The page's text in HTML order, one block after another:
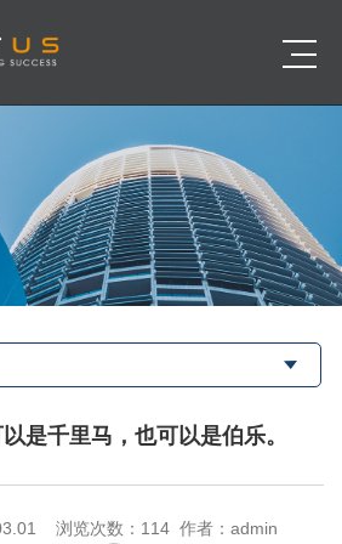
是千里马，也可以是伯乐。
浏览次数： 114 作者：admin